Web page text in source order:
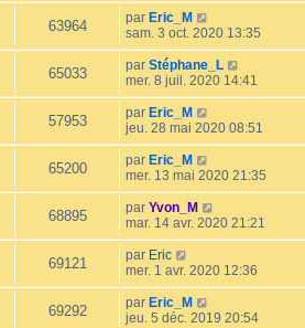
63964 par Eric_M
sam. 3 oct. 2020 13:35
65033 par Stéphane_L
mer. 8 juil. 2020 14:41
57953 par Eric_M
jeu. 28 mai 2020 08:51
65200 par Eric_M
mer. 13 mai 2020 21:35
68895 par Yvon_M
mar. 14 avr. 2020 21:21
69121 par Eric
mer. 1 avr. 2020 12:36
69292 par Eric_M
jeu. 5 déc. 2019 20:54